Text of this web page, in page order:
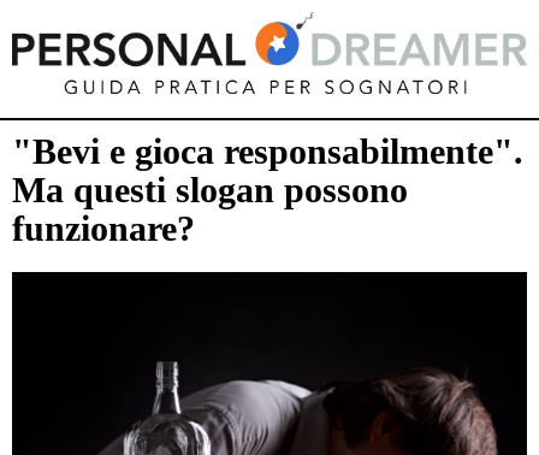
"Bevi e gioca responsabilmente".
Ma questi slogan possono
funzionare?